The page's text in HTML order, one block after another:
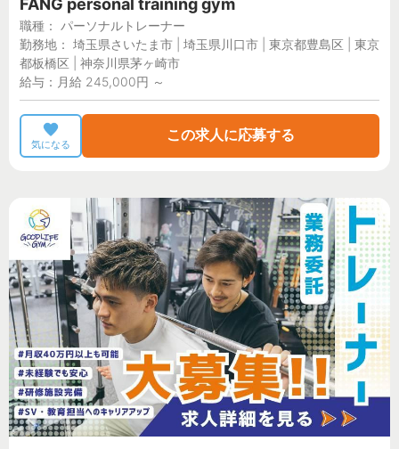
FANG personal training gym
職種： パーソナルトレーナー
勤務地： 埼玉県さいたま市 | 埼玉県川口市 | 東京都豊島区 | 東京
都板橋区 | 神奈川県茅ヶ崎市
給与：月給 245,000円 ～
気になる
この求人に応募する